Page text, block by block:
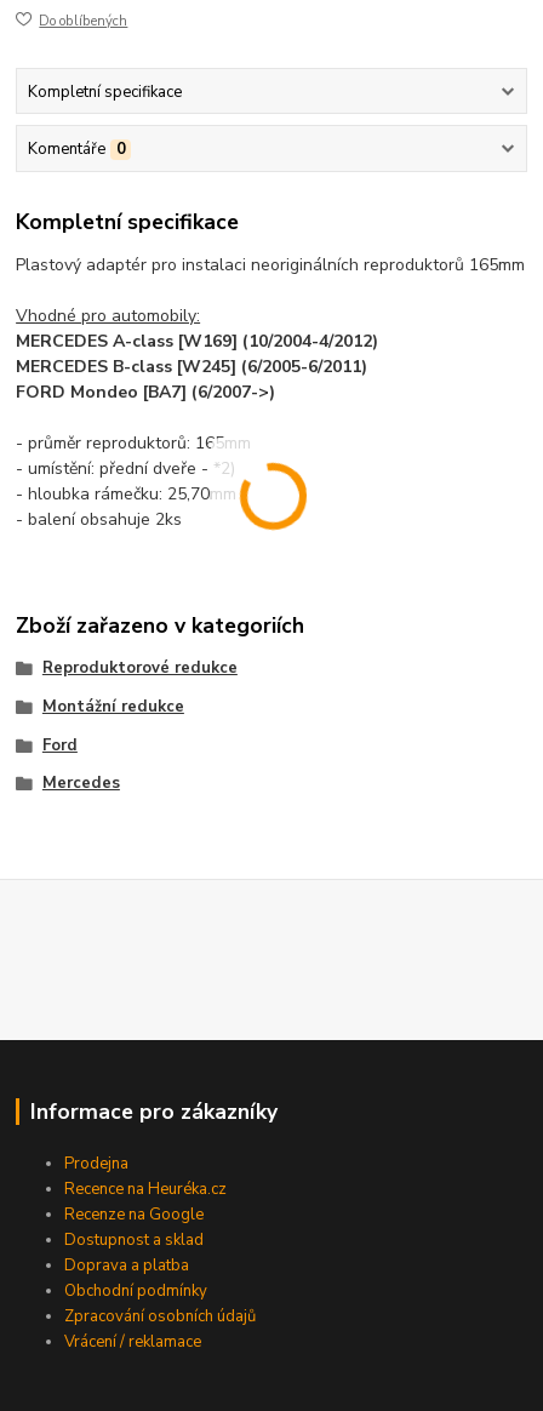
Do oblíbených
Kompletní specifikace
Komentáře 0
Kompletní specifikace
Plastový adaptér pro instalaci neoriginálních reproduktorů 165mm
Vhodné pro automobily:
MERCEDES A-class [W169] (10/2004-4/2012)
MERCEDES B-class [W245] (6/2005-6/2011)
FORD Mondeo [BA7] (6/2007->)
- průměr reproduktorů: 165mm
- umístění: přední dveře - *2)
- hloubka rámečku: 25,70mm
- balení obsahuje 2ks
Zboží zařazeno v kategoriích
Reproduktorové redukce
Montážní redukce
Ford
Mercedes
Informace pro zákazníky
Prodejna
Recence na Heuréka.cz
Recenze na Google
Dostupnost a sklad
Doprava a platba
Obchodní podmínky
Zpracování osobních údajů
Vrácení / reklamace